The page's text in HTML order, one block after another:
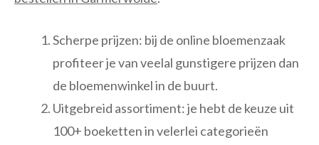
Scherpe prijzen: bij de online bloemenzaak
profiteer je van veelal gunstigere prijzen dan
de bloemenwinkel in de buurt.
Uitgebreid assortiment: je hebt de keuze uit
100+ boeketten in velerlei categorieën